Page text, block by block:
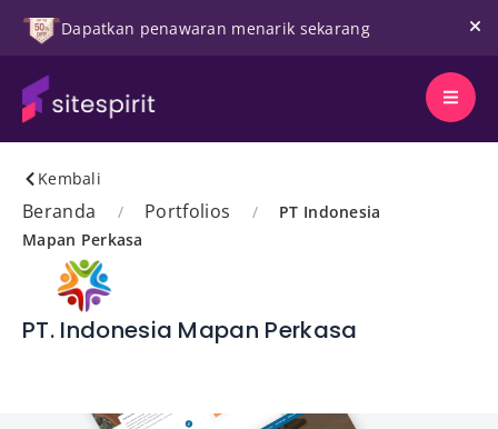
Dapatkan penawaran menarik sekarang
Kembali
Beranda / Portfolios /
PT Indonesia
Mapan Perkasa
PT. Indonesia Mapan Perkasa